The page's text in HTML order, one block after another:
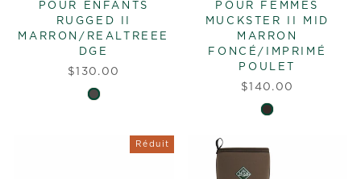
POUR ENFANTS
RUGGED II
MARRON/REALTREEE
DGE
$130.00
POUR FEMMES
MUCKSTER II MID
MARRON
FONCÉ/IMPRIMÉ
POULET
$140.00
Réduit